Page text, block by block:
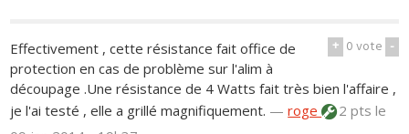
+ 0vote -
Effectivement , cette résistance fait office de
protection en cas de problème sur l'alim à
découpage .Une résistance de 4 Watts fait très bien l'affaire ,
je l'ai testé , elle a grillé magnifiquement. —roge 2 ptsle